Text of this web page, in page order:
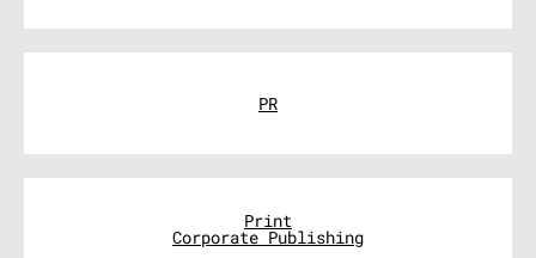
PR
Print
Corporate Publishing